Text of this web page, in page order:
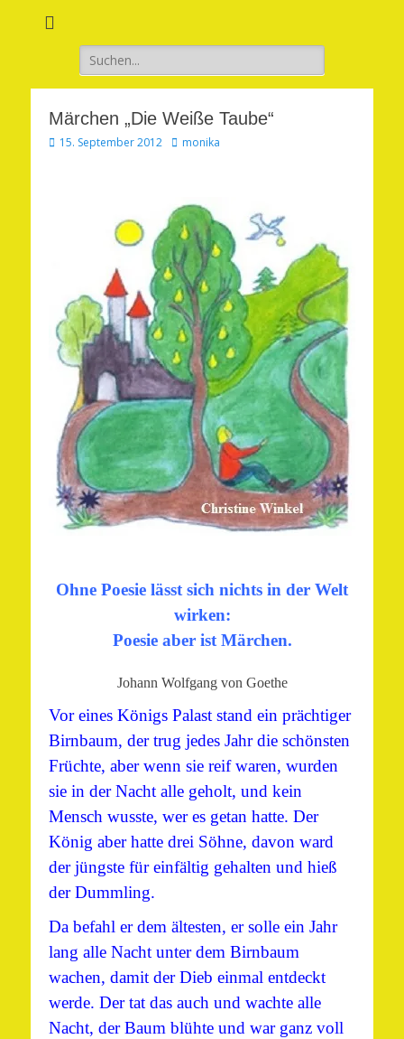
Suchen
nach:
Märchen „Die Weiße Taube“
Veröffentlicht
15. September 2012 Autor
monika
Ohne Poesie lässt sich nichts in der Welt
wirken:
Poesie aber ist Märchen.
Johann Wolfgang von Goethe
Vor eines Königs Palast stand ein prächtiger
Birnbaum, der trug jedes Jahr die schönsten
Früchte, aber wenn sie reif waren, wurden
sie in der Nacht alle geholt, und kein
Mensch wusste, wer es getan hatte. Der
König aber hatte drei Söhne, davon ward
der jüngste für einfältig gehalten und hieß
der Dummling.
Da befahl er dem ältesten, er solle ein Jahr
lang alle Nacht unter dem Birnbaum
wachen, damit der Dieb einmal entdeckt
werde. Der tat das auch und wachte alle
Nacht, der Baum blühte und war ganz voll